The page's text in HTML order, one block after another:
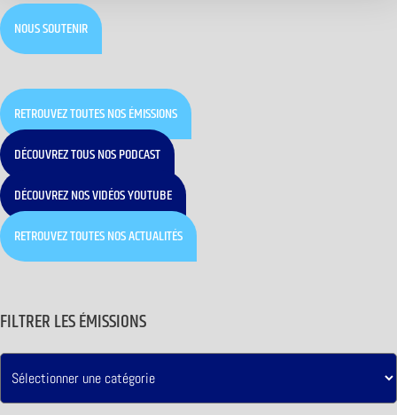
NOUS SOUTENIR
RETROUVEZ TOUTES NOS ÉMISSIONS
DÉCOUVREZ TOUS NOS PODCAST
DÉCOUVREZ NOS VIDÉOS YOUTUBE
RETROUVEZ TOUTES NOS ACTUALITÉS
FILTRER LES ÉMISSIONS